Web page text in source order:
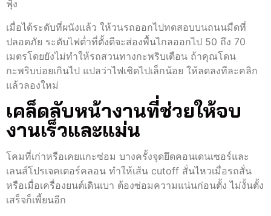
ฟุ้ง
เมื่อได้ระดับที่ผนังแล้ว ให้วนรถออกไปทดสอบบนถนนมืดที่
ปลอดภัย ระดับไฟต่ำที่ตั้งดีจะส่องพื้นไกลออกไป 50 ถึง 70
เมตรโดยยังไม่ทำให้รถสวนทางกะพริบเตือน ถ้าคุณโดน
กะพริบบ่อยเกินไป แปลว่าไฟเชิดไปเล็กน้อย ให้ลดลงทีละคลิก
แล้วลองใหม่
เคล็ดลับหน้างานที่ช่วยให้จบ
งานเร็วและแม่น
โคมที่เก่าหรือเคยแกะซ่อม บางครั้งจุดยึดคอนเดนเซอร์และ
เลนส์โปรเจคเตอร์คลอน ทำให้เส้น cutoff สั่นไหวเมื่อรถสั่น
หรือเมื่อเครื่องยนต์เดินเบา ต้องซ่อมความแน่นก่อนตั้ง ไม่งั้นตั้ง
เสร็จก็เพี้ยนอีก